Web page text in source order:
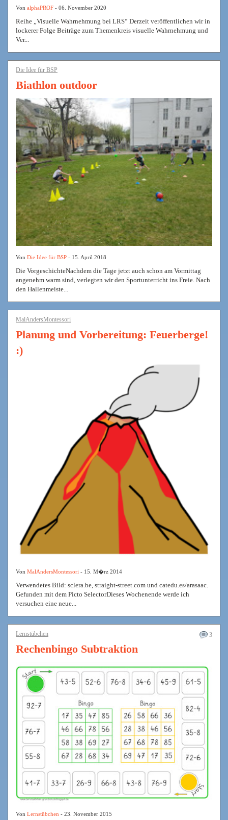
Von alphaPROF - 06. November 2020
Reihe „Visuelle Wahrnehmung bei LRS“ Derzeit veröffentlichen wir in
lockerer Folge Beiträge zum Themenkreis visuelle Wahrnehmung und
Ver...
Die Idee für BSP
Biathlon outdoor
Von Die Idee für BSP - 15. April 2018
Die VorgeschichteNachdem die Tage jetzt auch schon am Vormittag
angenehm warm sind, verlegten wir den Sportunterricht ins Freie. Nach
den Hallenmeiste...
MalAndersMontessori
Planung und Vorbereitung: Feuerberge!
:)
Von MalAndersMontessori - 15. M�rz 2014
Verwendetes Bild: sclera.be, straight-street.com und catedu.es/arasaac.
Gefunden mit dem Picto SelectorDieses Wochenende werde ich
versuchen eine neue...
3
Lernstübchen
Rechenbingo Subtraktion
Von Lernstübchen - 23. November 2015